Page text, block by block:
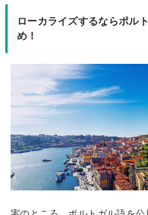
ローカライズするならポル
め！